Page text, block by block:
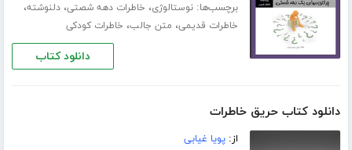
برچسب‌ها:نوستالوژی، خاطرات دهه شصتی،دلنوشته،
خاطرات قدیمی، متن جالب، خاطرات کودکی
دانلود کتاب
دانلود کتاب حریق خاطرات
از:پویا غیابی